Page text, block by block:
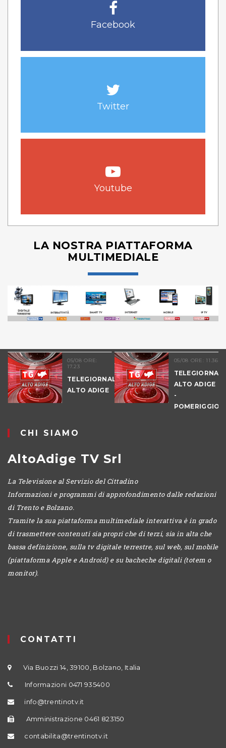
Facebook
Twitter
Youtube
LA NOSTRA PIATTAFORMA
MULTIMEDIALE
05/08 ORE:
17.23
TELEGIORNALE
ALTO ADIGE
05/08 ORE: 11.36
ALTO ADIGE
-
POMERIGGIO
CHI SIAMO
AltoAdige TV Srl
La Televisione al Servizio del Cittadino
Informazioni e programmi di approfondimento dalle redazioni
di Trento e Bolzano.
Tramite la sua piattaforma multimediale interattiva è in grado
di trasmettere contenuti sia propri che di terzi, sia in alta che
bassa definizione, sulla tv digitale terrestre, sul web, sul mobile
(piattaforma Apple e Android) e su bacheche digitali (totem o
monitor).
CONTATTI
Via Buozzi 14, 39100, Bolzano, Italia
Informazioni 0471 935400
info@trentinotv.it
Amministrazione 0461 823150
contabilita@trentinotv.it